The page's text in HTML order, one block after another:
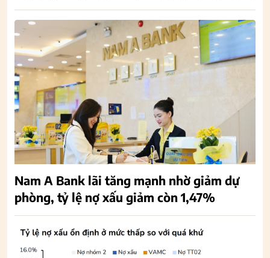
Nam A Bank lãi tăng mạnh nhờ giảm dự
phòng, tỷ lệ nợ xấu giảm còn 1,47%